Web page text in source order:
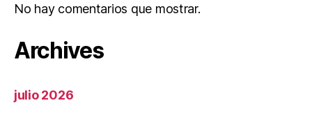
No hay comentarios que mostrar.
Archives
julio 2026